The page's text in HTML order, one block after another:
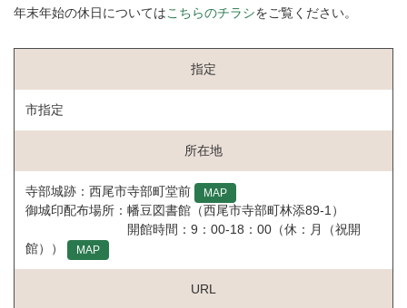
年末年始の休日についてはこちらのチラシをご覧ください。
指定
市指定
所在地
寺部城跡：西尾市寺部町堂前 MAP
御城印配布場所：幡豆図書館（西尾市寺部町林添89-1）
開館時間：9：00-18：00（休：月（祝開
館））
MAP
URL